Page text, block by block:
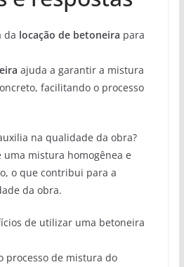
da locação de betoneira para
ajuda a garantir a mistura
facilitando o processo
na qualidade da obra?
mistura homogênea e
o que contribui para a
da obra.
de utilizar uma betoneira
processo de mistura do